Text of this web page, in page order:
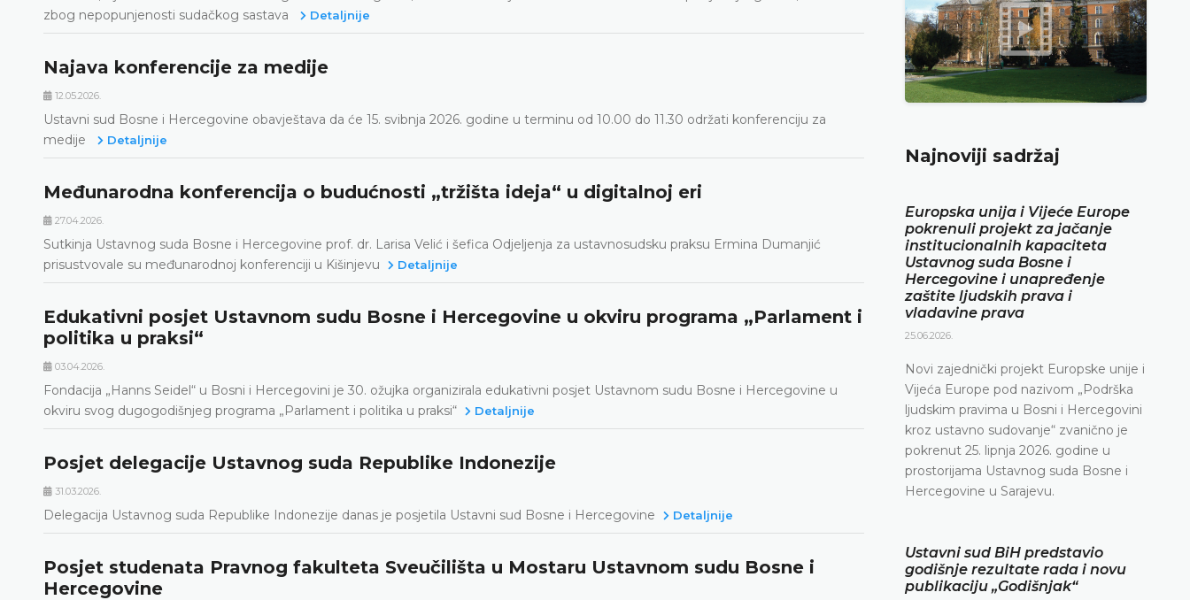
zbog nepopunjenosti sudačkog sastava
Detaljnije
Najava konferencije za medije
12.05.2026.
Ustavni sud Bosne i Hercegovine obavještava da će 15. svibnja 2026. godine u terminu od 10.00 do 11.30 održati konferenciju za
medije
Detaljnije
Međunarodna konferencija o budućnosti „tržišta ideja“ u digitalnoj eri
27.04.2026.
Sutkinja Ustavnog suda Bosne i Hercegovine prof. dr. Larisa Velić i šefica Odjeljenja za ustavnosudsku praksu Ermina Dumanjić
prisustvovale su međunarodnoj konferenciji u Kišinjevu
Detaljnije
Edukativni posjet Ustavnom sudu Bosne i Hercegovine u okviru programa „Parlament i
politika u praksi“
03.04.2026.
Fondacija „Hanns Seidel“ u Bosni i Hercegovini je 30. ožujka organizirala edukativni posjet Ustavnom sudu Bosne i Hercegovine u
okviru svog dugogodišnjeg programa „Parlament i politika u praksi“
Detaljnije
Posjet delegacije Ustavnog suda Republike Indonezije
31.03.2026.
Delegacija Ustavnog suda Republike Indonezije danas je posjetila Ustavni sud Bosne i Hercegovine Detaljnije
Posjet studenata Pravnog fakulteta Sveučilišta u Mostaru Ustavnom sudu Bosne i
Hercegovine
Najnoviji sadržaj
Europska unija i Vijeće Europe
pokrenuli projekt za jačanje
institucionalnih kapaciteta
Ustavnog suda Bosne i
Hercegovine i unapređenje
zaštite ljudskih prava i
vladavine prava
25.06.2026.
Novi zajednički projekt Europske unije i
Vijeća Europe pod nazivom „Podrška
ljudskim pravima u Bosni i Hercegovini
kroz ustavno sudovanje“ zvanično je
pokrenut 25. lipnja 2026. godine u
prostorijama Ustavnog suda Bosne i
Hercegovine u Sarajevu.
Ustavni sud BiH predstavio
godišnje rezultate rada i novu
publikaciju „Godišnjak“